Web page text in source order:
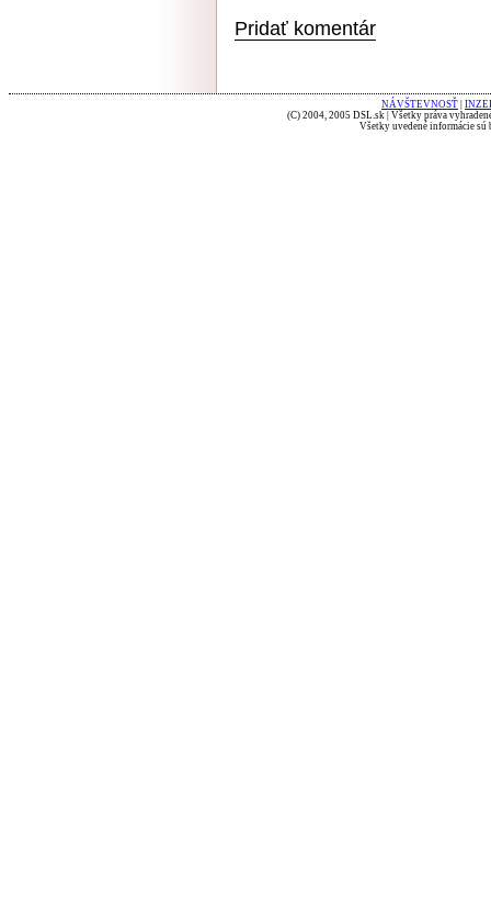
Pridať komentár
NÁVŠTEVNOSŤ
(C) 2004, 2005 DSL.sk | Všetky práva
Všetky uvedené informácie sú